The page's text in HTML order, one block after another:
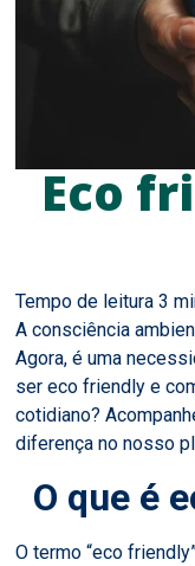
Eco
A consciência
Agora, é uma
ser eco friendly e
cotidiano?
diferença no nosso
O que é
O termo “eco